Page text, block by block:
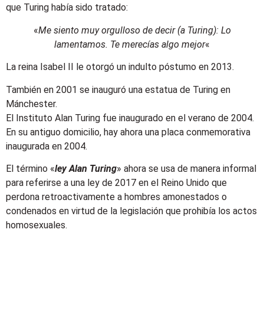
que Turing había sido tratado:
«Me siento muy orgulloso de decir (a Turing): Lo
lamentamos. Te merecías algo mejor«
La reina Isabel II le otorgó un indulto póstumo en 2013.
También en 2001 se inauguró una estatua de Turing en
Mánchester.
El Instituto Alan Turing fue inaugurado en el verano de 2004.
En su antiguo domicilio, hay ahora una placa conmemorativa
inaugurada en 2004.
El término «ley Alan Turing» ahora se usa de manera informal
para referirse a una ley de 2017 en el Reino Unido que
perdona retroactivamente a hombres amonestados o
condenados en virtud de la legislación que prohibía los actos
homosexuales.